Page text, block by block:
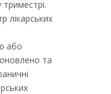
триместрі.
лікарських
або
та